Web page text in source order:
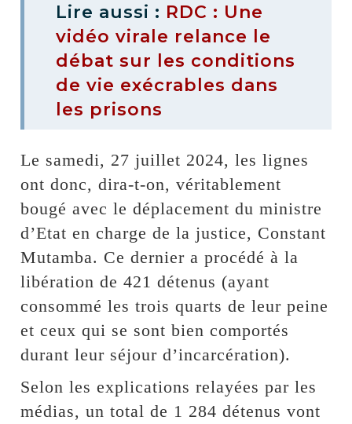
Lire aussi : RDC : Une
vidéo virale relance le
débat sur les conditions
de vie exécrables dans
les prisons
Le samedi, 27 juillet 2024, les lignes
ont donc, dira-t-on, véritablement
bougé avec le déplacement du ministre
d’Etat en charge de la justice, Constant
Mutamba. Ce dernier a procédé à la
libération de 421 détenus (ayant
consommé les trois quarts de leur peine
et ceux qui se sont bien comportés
durant leur séjour d’incarcération).
Selon les explications relayées par les
médias, un total de 1 284 détenus vont